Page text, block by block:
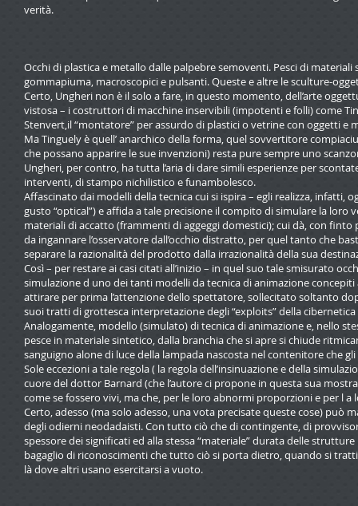
verità.
Occhi di plastica e metallo dalle palpebre semoventi. Pesci di
gommapiuma, macroscopici e pulsanti. Queste e altre le sculture-
Certo, Ungheri non è il solo a fare, in questo momento, dell’arte
vistosa – i costruttori di macchine inservibili (impotenti e folli) come
Stenvert,il “montatore” per assurdo di plastici o vetrine con oggetti e
Ma Tinguely è quell’ anarchico della forma, quel sovvertitore
che possano apparire le sue invenzioni) resta pure sempre uno
Ungheri, per contro, ha tutta l’aria di dare simili esperienze per
interventi, di stampo nichilistico e funambolesco.
Affascinato dai modelli della tecnica cui si ispira – egli realizza, infatti,
gusto “optical”) e affida a tale precisione il compito di simulare la
materiali di accatto (frammenti di aggeggi domestici); cui dà, con
da ingannare l’osservatore dall’occhio distratto, per quel tanto che
separare la razionalità del prodotto dalla irrazionalità della sua
Così – per restare ai casi citati all’inizio – in quel suo tale smisurato
simulazione d uno dei tanti modelli da tecnica di animazione
attirare per prima l’attenzione dello spettatore, sollecitato soltanto
suoi tratti di grottesca interpretazione degli “exploits” della cibernetica
Analogamente, modello (simulato) di tecnica di animazione e, nello
pesce in materiale sintetico, dalla branchia che si apre si chiude
sanguigno alone di luce della lampada nascosta nel contenitore che
Sole eccezioni a tale regola ( la regola dell’insinuazione e della
cuore del dottor Barnard (che l’autore ci propone in questa sua
come se fossero vivi, ma che, per le loro abnormi proporzioni e per l
Certo, adesso (ma solo adesso, una vota precisate queste cose) può
degli odierni neodadaisti. Con tutto ciò che di contingente, di
spessore dei significati ed alla stessa “materiale” durata delle
bagaglio di riconoscimenti che tutto ciò si porta dietro, quando si
là dove altri usano esercitarsi a vuoto.